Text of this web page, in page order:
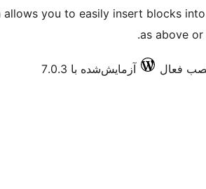
allows you to easily insert blocks
as above
آزمایش‌شده با 7.0.3